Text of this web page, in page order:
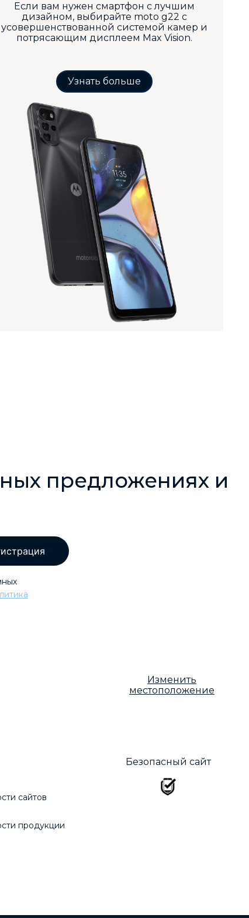
Если вам нужен смартфон с лучшим
дизайном, выбирайте moto g22 с
усовершенствованной системой камер и
потрясающим дисплеем Max Vision.
Узнать больше
предложениях и
Изменить
местоположение
сайтов
продукции
Безопасный сайт